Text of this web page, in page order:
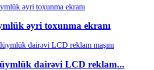
əyri toxunma ekranı
dairəvi LCD reklam...